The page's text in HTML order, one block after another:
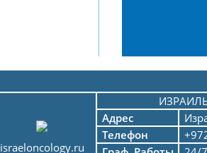
israeloncology.ru
Адрес
Телефон